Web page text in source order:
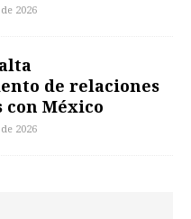
2026
de relaciones
México
2026